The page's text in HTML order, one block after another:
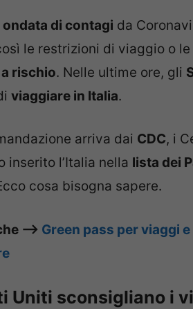
ondata di contagi da
le restrizioni di viaggio o le
rischio. Nelle ultime ore, gli
viaggiare in Italia.
arriva dai CDC, i
inserito l’Italia nella lista dei
cosa bisogna sapere.
–> Green pass per viaggi
Uniti sconsigliano i